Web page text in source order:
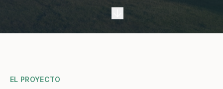
EL PROYECTO